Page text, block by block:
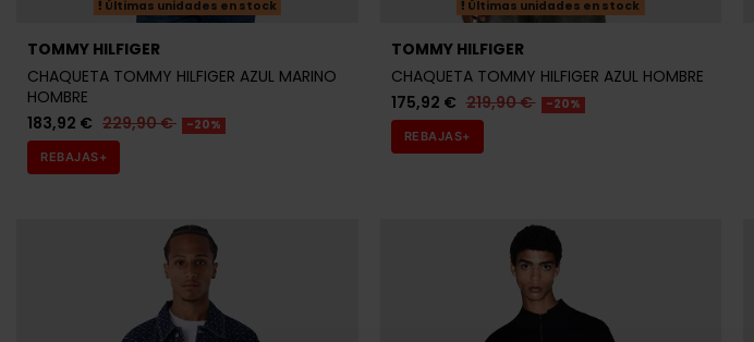
Últimas unidades en stock
TOMMY HILFIGER
CHAQUETA TOMMY HILFIGER AZUL MARINO
HOMBRE
183,92 € 229,90 € -20%
REBAJAS+
Últimas unidades en stock
TOMMY HILFIGER
CHAQUETA TOMMY HILFIGER AZUL HOMBRE
175,92 € 219,90 € -20%
REBAJAS+